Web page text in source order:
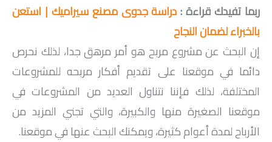
ربما تفيدك قراءة :دراسة جدوى مصنع سيراميك | استعن
بالخبراء لضمان النجاح
إن البحث عن مشروع مربح هو أمر مرهق جدا، لذلك نحرص
دائما في موقعنا على تقديم أفكار مربحه للمشروعات
المختلفة، لذلك فإننا نتناول العديد من المشروعات في
موقعنا الصغيرة منها والكبيرة، والتي تجني المزيد من
الأرباح لمدة أعوام كثيرة، ويمكنك البحث عنها في موقعنا.